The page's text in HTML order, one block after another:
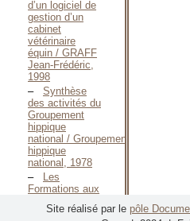
d’un logiciel de
gestion d’un
cabinet
vétérinaire
équin / GRAFF
Jean-Frédéric,
1998
Synthèse
des activités du
Groupement
hippique
national / Groupement
hippique
national, 1978
Les
Formations aux
cheval / Haras
Site réalisé par le pôle